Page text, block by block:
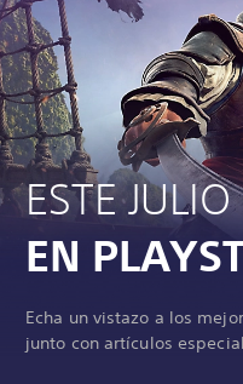
ESTE JULIO
EN
Echa un vistazo a los
junto con artículos